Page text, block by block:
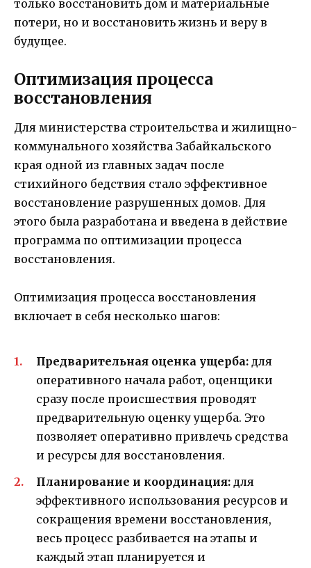
только восстановить дом и материальные
потери, но и восстановить жизнь и веру в
будущее.
Оптимизация процесса
восстановления
Для министерства строительства и жилищно-
коммунального хозяйства Забайкальского
края одной из главных задач после
стихийного бедствия стало эффективное
восстановление разрушенных домов. Для
этого была разработана и введена в действие
программа по оптимизации процесса
восстановления.
Оптимизация процесса восстановления
включает в себя несколько шагов:
Предварительная оценка ущерба: для
оперативного начала работ, оценщики
сразу после происшествия проводят
предварительную оценку ущерба. Это
позволяет оперативно привлечь средства
и ресурсы для восстановления.
Планирование и координация: для
эффективного использования ресурсов и
сокращения времени восстановления,
весь процесс разбивается на этапы и
каждый этап планируется и